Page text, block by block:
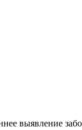
выявление